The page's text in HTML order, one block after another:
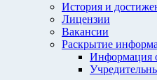
История и
Лицензии
Вакансии
Раскрытие
Информация